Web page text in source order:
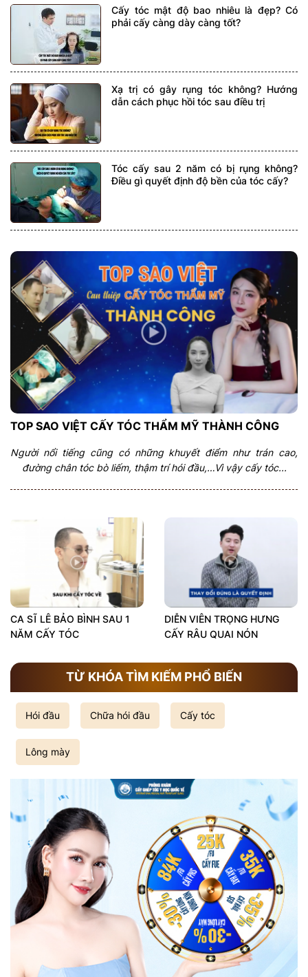
Cấy tóc mật độ bao nhiêu là đẹp? Có
phải cấy càng dày càng tốt?
Xạ trị có gây rụng tóc không? Hướng
dẫn cách phục hồi tóc sau điều trị
Tóc cấy sau 2 năm có bị rụng không?
Điều gì quyết định độ bền của tóc cấy?
TOP SAO VIỆT CẤY TÓC THẨM MỸ THÀNH CÔNG
Người nổi tiếng cũng có những khuyết điểm như trán cao,
đường chân tóc bò liếm, thậm trí hói đầu,…Vì vậy cấy tóc...
CA SĨ LÊ BẢO BÌNH SAU 1
NĂM CẤY TÓC
DIỄN VIÊN TRỌNG HƯNG
CẤY RÂU QUAI NÓN
TỪ KHÓA TÌM KIẾM PHỔ BIẾN
Hói đầu Chữa hói đầu Cấy tóc
Lông mày